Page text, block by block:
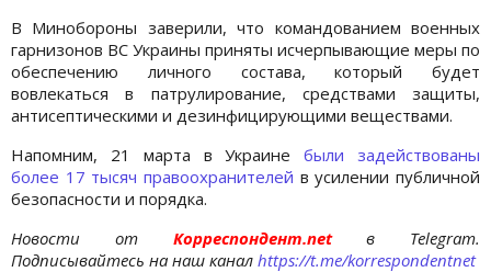
В Минобороны заверили, что командованием военных
гарнизонов ВС Украины приняты исчерпывающие меры по
обеспечению личного состава, который будет
вовлекаться в патрулирование, средствами защиты,
антисептическими и дезинфицирующими веществами.
Напомним, 21 марта в Украинебыли задействованы
более 17 тысяч правоохранителей в усилении публичной
безопасности и порядка.
Новости отКорреспондент.netв Telegram.
Подписывайтесь на наш канал https://t.me/korrespondentnet